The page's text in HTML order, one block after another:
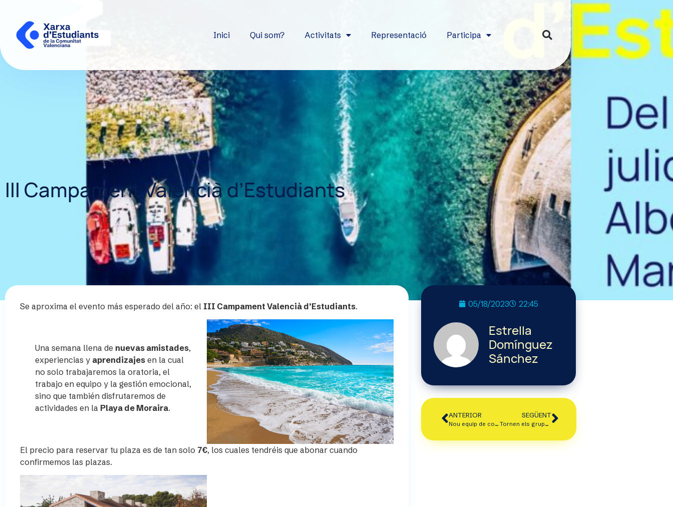
Inici Qui som? Activitats Representació Participa
III Campament Valencià d’Estudiants
Se aproxima el evento más esperado del año: el III Campament Valencià d’Estudiants.
Una semana llena de nuevas amistades,
experiencias y aprendizajesen la cual
no solo trabajaremos la oratoria, el
trabajo en equipo y la gestión emocional,
sino que también disfrutaremos de
actividades en la Playa de Moraira.
El precio para reservar tu plaza es de tan solo 7€, los cuales tendréis que abonar cuando
confirmemos las plazas.
05/18/2023 22:45
Estrella
Domínguez
Sánchez
ANTERIOR
Nou equip de coordinació
SEGÜENT
Tornen els grups de treball